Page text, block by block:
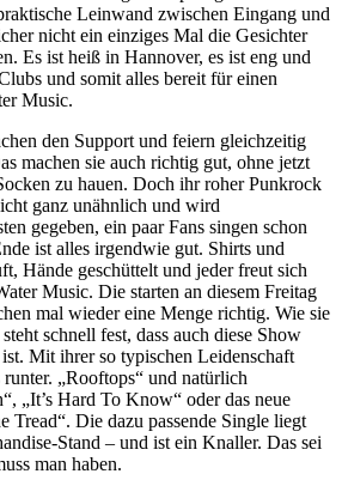
Leinwand zwischen Eingang und
nicht ein einziges Mal die Gesichter
Es ist heiß in Hannover, es ist eng und
und somit alles bereit für einen
Music.
den Support und feiern gleichzeitig
machen sie auch richtig gut, ohne jetzt
zu hauen. Doch ihr roher Punkrock
ganz unähnlich und wird
gegeben, ein paar Fans singen schon
ist alles irgendwie gut. Shirts und
Hände geschüttelt und jeder freut sich
Music. Die starten an diesem Freitag
mal wieder eine Menge richtig. Wie sie
schnell fest, dass auch diese Show
Mit ihrer so typischen Leidenschaft
„Rooftops“ und natürlich
„It’s Hard To Know“ oder das neue
Tread“. Die dazu passende Single liegt
Stand – und ist ein Knaller. Das sei
man haben.